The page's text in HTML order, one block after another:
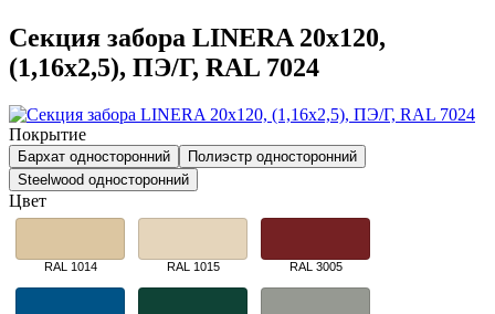
Секция забора LINERA 20х120,
(1,16х2,5), ПЭ/Г, RAL 7024
Покрытие
Бархат односторонний
Полиэстр односторонний
Steelwood односторонний
Цвет
RAL 1014 RAL 1015 RAL 3005